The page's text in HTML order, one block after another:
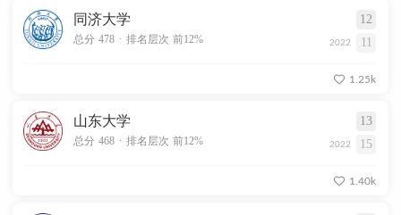
同济大学 12
总分 478 . 排名层次 前12% 2022 11
1.25k
山东大学 13
总分 468 . 排名层次 前12% 2022 15
1.40k